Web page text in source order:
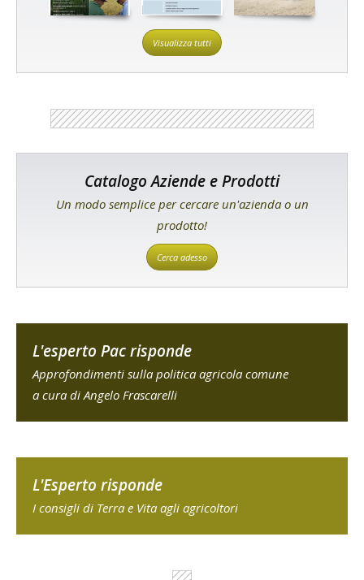
Visualizza tutti
Catalogo Aziende e Prodotti
Un modo semplice per cercare un'azienda o un
prodotto!
Cerca adesso
L'esperto Pac risponde
Approfondimenti sulla politica agricola comune
a cura di Angelo Frascarelli
L'Esperto risponde
I consigli di Terra e Vita agli agricoltori